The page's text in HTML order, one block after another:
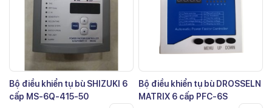
Bộ điều khiển tụ bù SHIZUKI 6
cấp MS-6Q-415-50
Bộ điều khiển tụ bù DROSSELN
MATRIX 6 cấp PFC-6S